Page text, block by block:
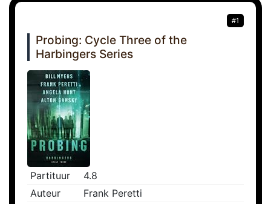
#1
Probing: Cycle Three of the
Harbingers Series
Partituur
4.8
Auteur
Frank Peretti